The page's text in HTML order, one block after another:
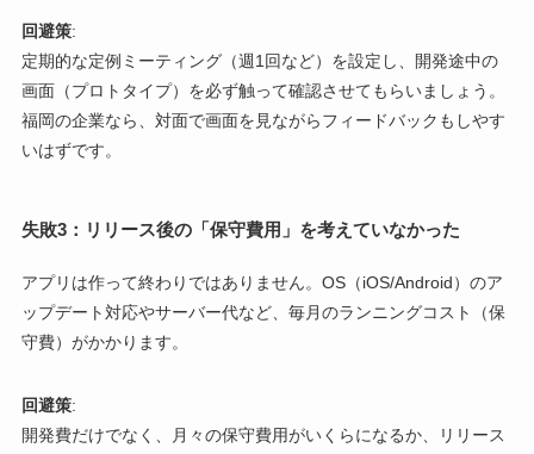
回避策:
定期的な定例ミーティング（週1回など）を設定し、開発途中の
画面（プロトタイプ）を必ず触って確認させてもらいましょう。
福岡の企業なら、対面で画面を見ながらフィードバックもしやす
いはずです。
失敗3：リリース後の「保守費用」を考えていなかった
アプリは作って終わりではありません。OS（iOS/Android）のア
ップデート対応やサーバー代など、毎月のランニングコスト（保
守費）がかかります。
回避策:
開発費だけでなく、月々の保守費用がいくらになるか、リリース